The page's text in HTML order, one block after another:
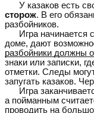
У казаков есть
сторож. В его
разбойников.
Игра начинается
доме, дают
разбойники должны
знаки или записки,
отметки. Следы
запугать казаков.
Игра
а пойманным
проводить на